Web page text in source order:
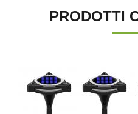
PRODOTTI